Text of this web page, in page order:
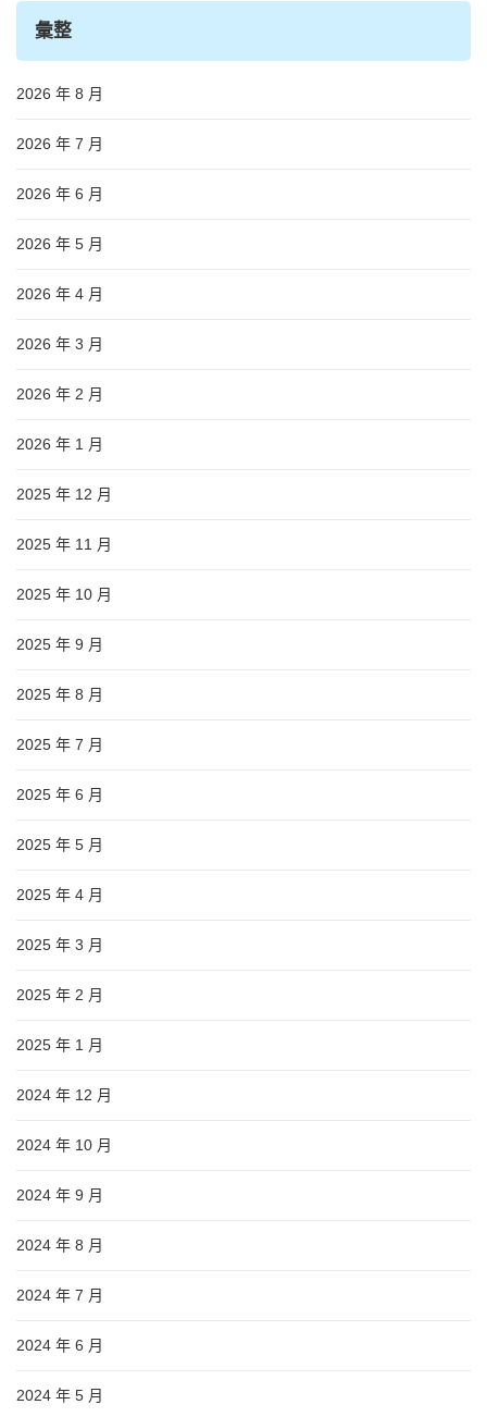
彙整
2026 年 8 月
2026 年 7 月
2026 年 6 月
2026 年 5 月
2026 年 4 月
2026 年 3 月
2026 年 2 月
2026 年 1 月
2025 年 12 月
2025 年 11 月
2025 年 10 月
2025 年 9 月
2025 年 8 月
2025 年 7 月
2025 年 6 月
2025 年 5 月
2025 年 4 月
2025 年 3 月
2025 年 2 月
2025 年 1 月
2024 年 12 月
2024 年 10 月
2024 年 9 月
2024 年 8 月
2024 年 7 月
2024 年 6 月
2024 年 5 月